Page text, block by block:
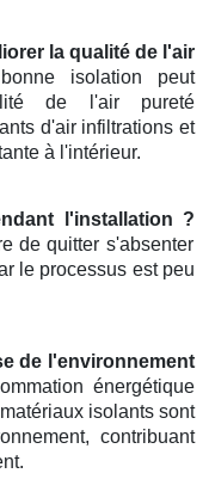
la qualité de l'air
isolation peut
de l'air pureté
d'air infiltrations et
à l'intérieur.
l'installation ?
de quitter s'absenter
le processus est peu
de l'environnement
énergétique
isolants sont
contribuant